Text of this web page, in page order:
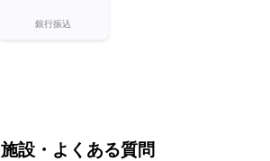
銀行振込
施設・よくある質問